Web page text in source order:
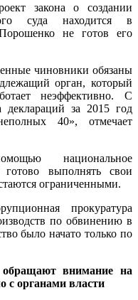
закона о создании
суда находится в
не готов его
чиновники обязаны
орган, который
неэффективно. С
деклараций за 2015 год
40», отмечает
национальное
выполнять свои
ограниченными.
прокуратура
по обвинению в
было начато только по
внимание на
с органами власти